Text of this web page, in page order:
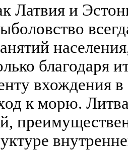
Латвия и
благодаря
вхождения
к морю.